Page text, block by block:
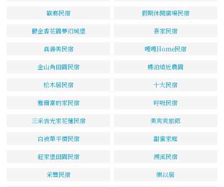
歐鄉民宿 假期休閒廣場民宿
鬱金香花園夢幻城堡 吾家民宿
真善美民宿 嘎嘎Home民宿
金山角田園民宿 蝶泊遠近農園
松木居民宿 十大民宿
雅爾富的家民宿 呼吸民宿
三采吉光家花蓮民宿 美爽爽旅館
白被單平價民宿 甜蜜家庭
莊家堡田園民宿 溯溪民宿
采豐民宿 樂以居